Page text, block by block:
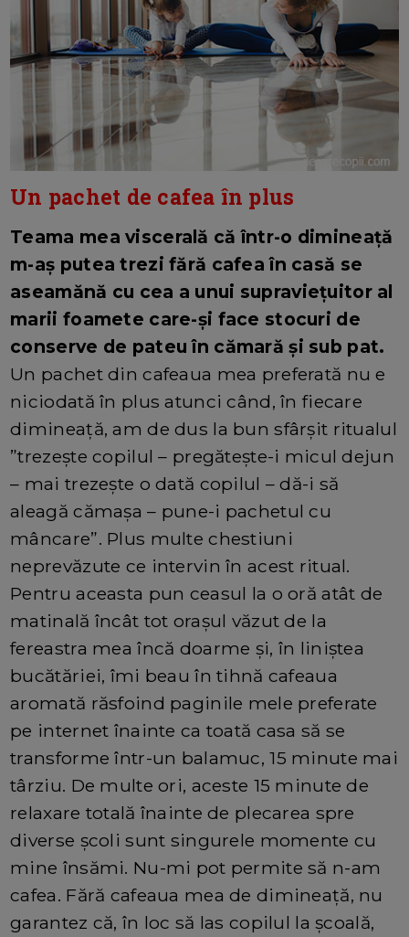
Un pachet de cafea în plus
Teama mea viscerală că într-o dimineață
m-aș putea trezi fără cafea în casă se
aseamănă cu cea a unui supraviețuitor al
marii foamete care-și face stocuri de
conserve de pateu în cămară și sub pat.
Un pachet din cafeaua mea preferată nu e
niciodată în plus atunci când, în fiecare
dimineață, am de dus la bun sfârșit ritualul
”trezește copilul – pregătește-i micul dejun
– mai trezește o dată copilul – dă-i să
aleagă cămașa – pune-i pachetul cu
mâncare”. Plus multe chestiuni
neprevăzute ce intervin în acest ritual.
Pentru aceasta pun ceasul la o oră atât de
matinală încât tot orașul văzut de la
fereastra mea încă doarme și, în liniștea
bucătăriei, îmi beau în tihnă cafeaua
aromată răsfoind paginile mele preferate
pe internet înainte ca toată casa să se
transforme într-un balamuc, 15 minute mai
târziu. De multe ori, aceste 15 minute de
relaxare totală înainte de plecarea spre
diverse școli sunt singurele momente cu
mine însămi. Nu-mi pot permite să n-am
cafea. Fără cafeaua mea de dimineață, nu
garantez că, în loc să las copilul la școală,